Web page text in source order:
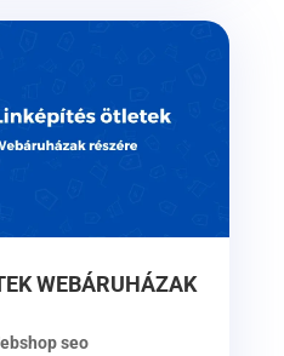
WEBÁRUHÁZAK
seo